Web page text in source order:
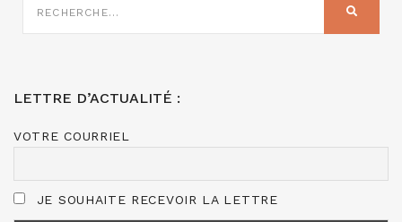
SUR
LETTRE D’ACTUALITÉ :
VOTRE COURRIEL
JE SOUHAITE RECEVOIR LA LETTRE